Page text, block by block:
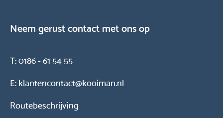
Neem gerust contact met ons op
T:0186 - 61 54 55
E:klantencontact@kooiman.nl
Routebeschrijving